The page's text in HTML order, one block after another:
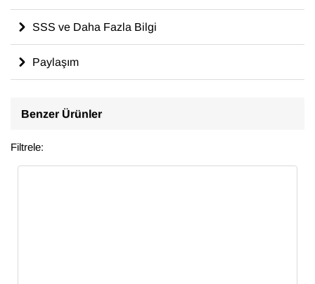
SSS ve Daha Fazla Bilgi
Paylaşım
Benzer Ürünler
Filtrele: